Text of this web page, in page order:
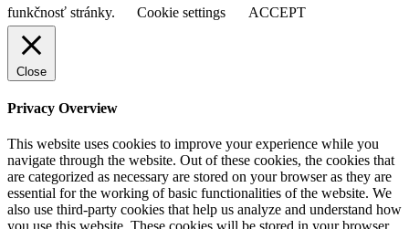
funkčnosť stránky.
Cookie settings ACCEPT
Close
Privacy Overview
This website uses cookies to improve your experience while you
navigate through the website. Out of these cookies, the cookies that
are categorized as necessary are stored on your browser as they are
essential for the working of basic functionalities of the website. We
also use third-party cookies that help us analyze and understand how